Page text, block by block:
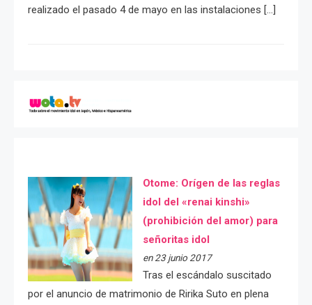
realizado el pasado 4 de mayo en las instalaciones […]
Otome: Orígen de las reglas
idol del «renai kinshi»
(prohibición del amor) para
señoritas idol
en 23 junio 2017
Tras el escándalo suscitado
por el anuncio de matrimonio de Ririka Suto en plena